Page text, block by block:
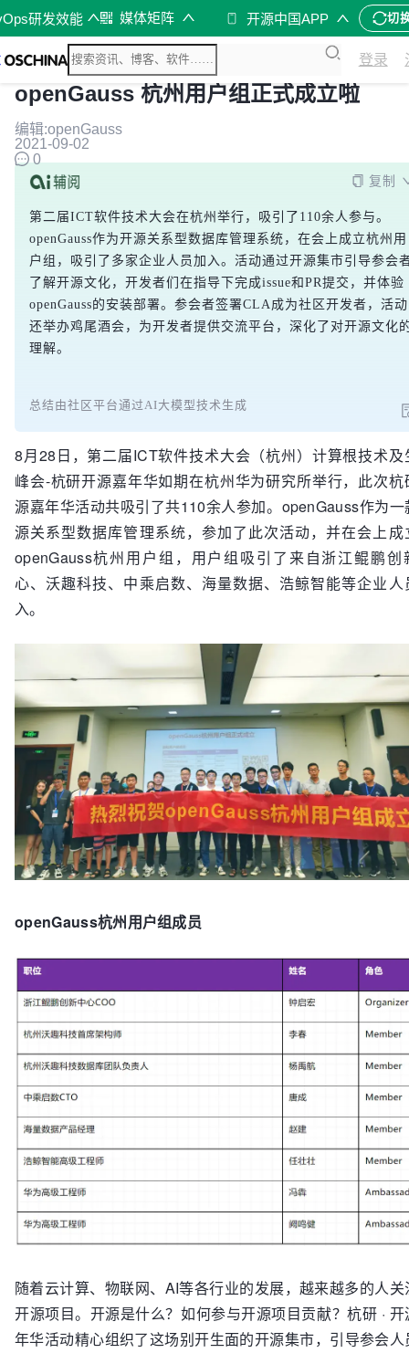
研发效能 媒体矩阵 开源中国APP 切
登录
openGauss 杭州用户组正式成立啦
编辑:openGauss
2021-09-02
0
复制
第二届ICT软件技术大会在杭州举行，吸引了110余人参与。
openGauss作为开源关系型数据库管理系统，在会上成立杭州用
户组，吸引了多家企业人员加入。活动通过开源集市引导参会
了解开源文化，开发者们在指导下完成issue和PR提交，并体验
openGauss的安装部署。参会者签署CLA成为社区开发者，活动
还举办鸡尾酒会，为开发者提供交流平台，深化了对开源文化
理解。
总结由社区平台通过AI大模型技术生成
8月28日，第二届ICT软件技术大会（杭州）计算根技术及
峰会-杭研开源嘉年华如期在杭州华为研究所举行，此次杭
源嘉年华活动共吸引了共110余人参加。openGauss作为一
源关系型数据库管理系统，参加了此次活动，并在会上成
openGauss杭州用户组，用户组吸引了来自浙江鲲鹏创
心、沃趣科技、中乘启数、海量数据、浩鲸智能等企业人
入。
openGauss杭州用户组成员
随着云计算、物联网、AI等各行业的发展，越来越多的人关
开源项目。开源是什么？如何参与开源项目贡献？杭研 · 开
年华活动精心组织了这场别开生面的开源集市，引导参会人